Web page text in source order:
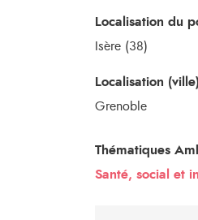
Localisation du
Isère (38)
Localisation (ville)
Grenoble
Thématiques
Santé, social et